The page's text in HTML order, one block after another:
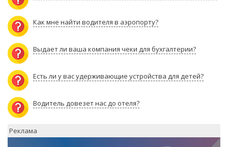
Как мне найти водителя в аэропорту?
Выдает ли ваша компания чеки для бухгалтерии?
Есть ли у вас удерживающие устройства для детей?
Водитель довезет нас до отеля?
Реклама